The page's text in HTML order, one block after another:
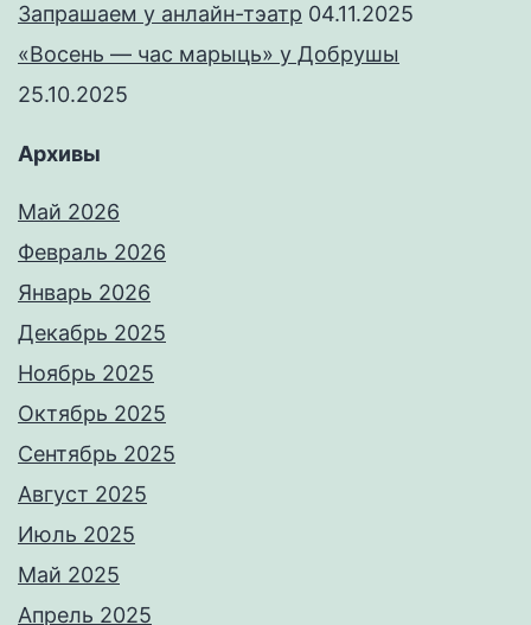
Запрашаем у анлайн-тэатр 04.11.2025
«Восень — час марыць» у Добрушы
25.10.2025
Архивы
Май 2026
Февраль 2026
Январь 2026
Декабрь 2025
Ноябрь 2025
Октябрь 2025
Сентябрь 2025
Август 2025
Июль 2025
Май 2025
Апрель 2025